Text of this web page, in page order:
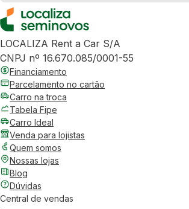
LOCALIZA Rent a Car S/A
CNPJ nº 16.670.085/0001-55
Financiamento
Parcelamento no cartão
Carro na troca
Tabela Fipe
Carro Ideal
Venda para lojistas
Quem somos
Nossas lojas
Blog
Dúvidas
Central de vendas